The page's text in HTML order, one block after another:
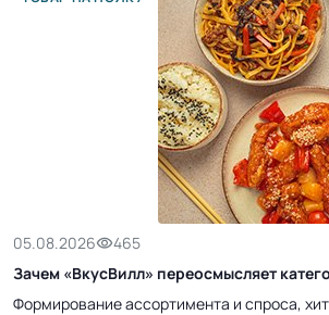
05.08.2026
465
Зачем «ВкусВилл» переосмысляет
Формирование ассортимента и спроса,